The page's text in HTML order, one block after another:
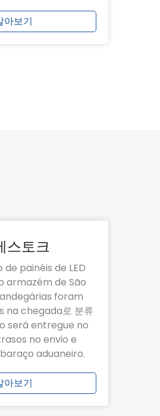
아보기
스토크
painéis de LED
armazém de São
foram
na chegada로 분류
será entregue no
no envio e
aduaneiro.
아보기